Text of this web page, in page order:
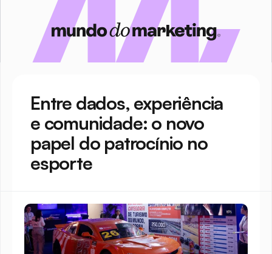
Entre dados, experiência
e comunidade: o novo
papel do patrocínio no
esporte